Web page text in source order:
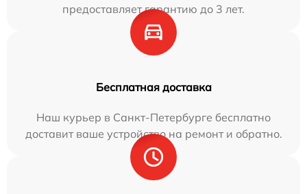
предоставляет гарантию до 3 лет.
Бесплатная доставка
Наш курьер в Санкт-Петербурге бесплатно
доставит ваше устройство на ремонт и обратно.